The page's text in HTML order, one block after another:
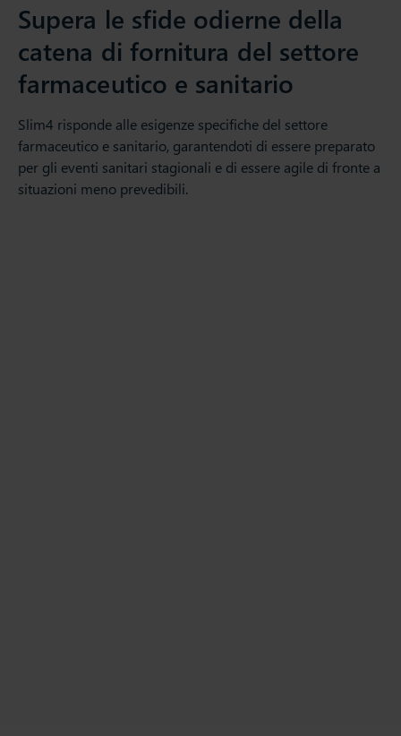
Supera le sfide odierne della
catena di fornitura del settore
farmaceutico e sanitario
Slim4 risponde alle esigenze specifiche del settore
farmaceutico e sanitario, garantendoti di essere preparato
per gli eventi sanitari stagionali e di essere agile di fronte a
situazioni meno prevedibili.